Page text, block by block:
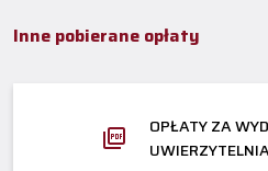
Inne pobierane opłaty
OPŁATY ZA